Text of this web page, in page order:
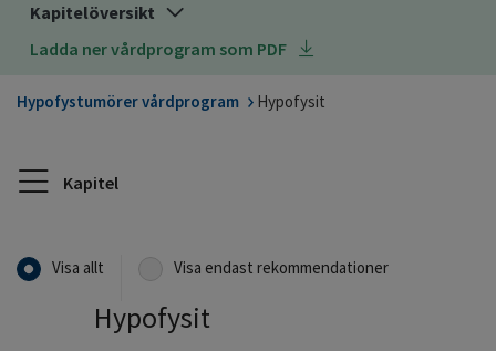
Kapitelöversikt
Ladda ner vårdprogram som PDF
Hypofystumörer vårdprogram Hypofysit
Kapitel
Visa allt Visa endast rekommendationer
Hypofysit